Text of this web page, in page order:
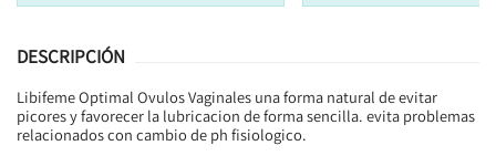
DESCRIPCIÓN
Libifeme Optimal Ovulos Vaginales una forma natural de evitar
picores y favorecer la lubricacion de forma sencilla. evita problemas
relacionados con cambio de ph fisiologico.